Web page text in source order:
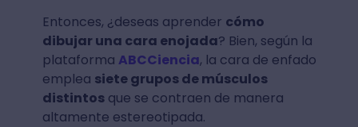
Entonces, ¿deseas aprender cómo
dibujar una cara enojada? Bien, según la
plataforma ABCCiencia, la cara de enfado
emplea siete grupos de músculos
distintosque se contraen de manera
altamente estereotipada.